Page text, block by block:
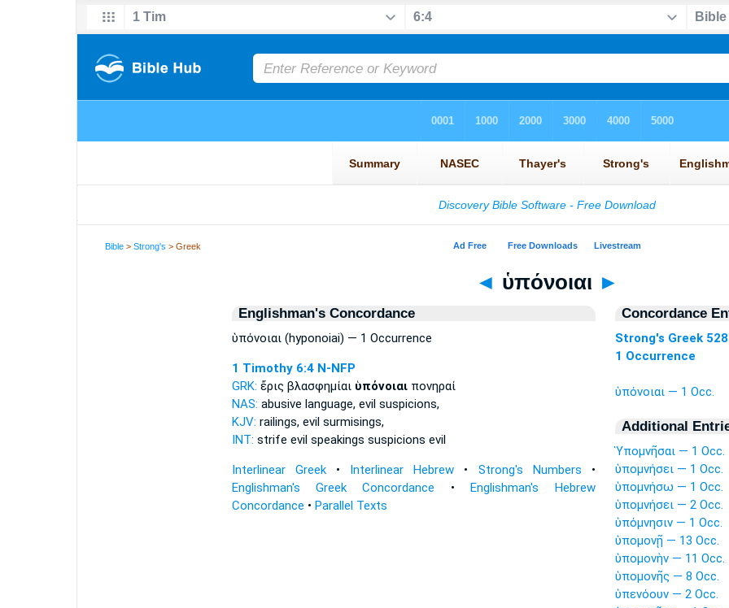
Bible >Strong's > Greek
◄ ὑπόνοιαι ►
Englishman's Concordance
ὑπόνοιαι (hyponoiai) — 1 Occurrence
1 Timothy 6:4 N-NFP
GRK: ἔρις βλασφημίαι ὑπόνοιαιπονηραί
NAS: abusive language, evil suspicions,
KJV: railings, evil surmisings,
INT: strife evil speakings suspicions evil
Interlinear Greek• Interlinear Hebrew • Strong's Numbers •
Englishman's Greek Concordance •Englishman's Hebrew
Concordance • Parallel Texts
Concordance
Strong's Greek
1 Occurrence
ὑπόνοιαι — 1 Occ.
Additional
Ὑπομνῆσαι — 1 Occ.
ὑπομνήσει — 1 Occ.
ὑπομνήσω — 1 Occ.
ὑπομνήσει — 2 Occ.
ὑπόμνησιν — 1 Occ.
ὑπομονῇ — 13 Occ.
ὑπομονὴν — 11 Occ.
ὑπομονῆς — 8 Occ.
ὑπενόουν — 2 Occ.